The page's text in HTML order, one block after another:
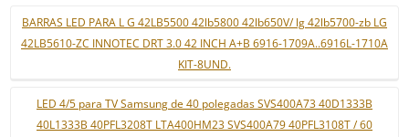
BARRAS LED PARA L G 42LB5500 42lb5800 42lb650V/ lg 42lb5700-zb LG
42LB5610-ZC INNOTEC DRT 3.0 42 INCH A+B 6916-1709A..6916L-1710A
KIT-8UND.
LED 4/5 para TV Samsung de 40 polegadas SVS400A73 40D1333B
40L1333B 40PFL3208T LTA400HM23 SVS400A79 40PFL3108T / 60